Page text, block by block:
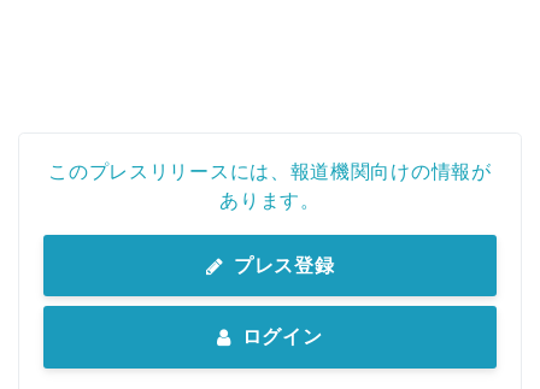
このプレスリリースには、報道機関向けの情報が
あります。
プレス登録
ログイン